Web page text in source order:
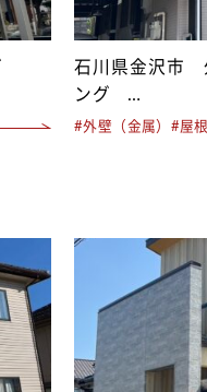
石川県金沢市
ング
屋根 T・ルー
#外壁（金属） #屋根